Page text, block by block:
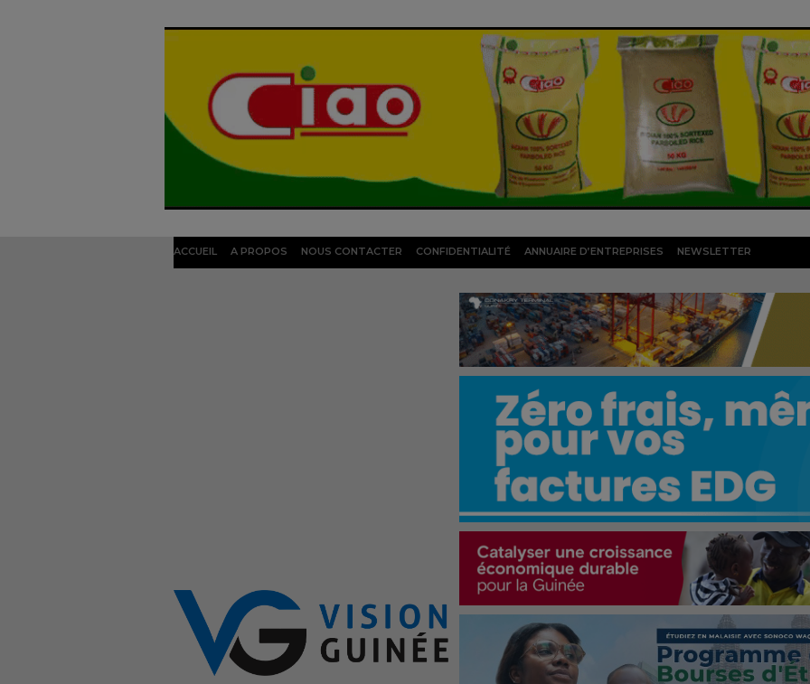
ACCUEIL A PROPOS NOUS CONTACTER CONFIDENTIALITÉ ANNUAIRE D’ENTREPRISES NEWSLETTER